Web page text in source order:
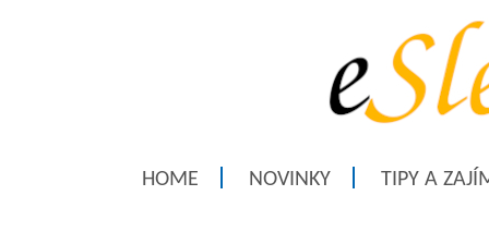
HOME NOVINKY TIPY A